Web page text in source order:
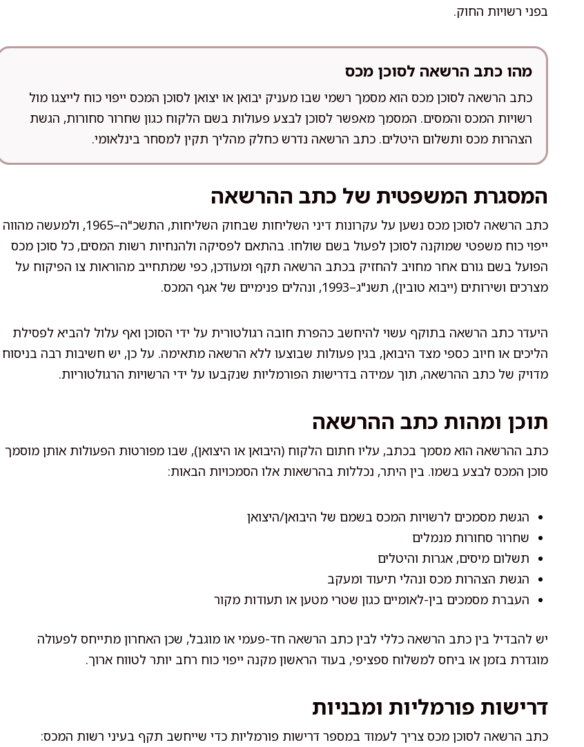
בפני רשויות החוק.
מהו כתב הרשאה לסוכן מכס
כתב הרשאה לסוכן מכס הוא מסמך רשמי שבו מעניק יבואן או יצואן לסוכן המכס ייפוי כוח לייצגו מול
רשויות המכס והמסים. המסמך מאפשר לסוכן לבצע פעולות בשם הלקוח כגון שחרור סחורות, הגשת
הצהרות מכס ותשלום היטלים. כתב הרשאה נדרש כחלק מהליך תקין למסחר בינלאומי.
המסגרת המשפטית של כתב ההרשאה
כתב הרשאה לסוכן מכס נשען על עקרונות דיני השליחות שבחוק השליחות, התשכ"ה–1965, ולמעשה מהווה
ייפוי כוח משפטי שמוקנה לסוכן לפעול בשם שולחו. בהתאם לפסיקה ולהנחיות רשות המסים, כל סוכן מכס
הפועל בשם גורם אחר מחויב להחזיק בכתב הרשאה תקף ומעודכן, כפי שמתחייב מהוראות צו הפיקוח על
מצרכים ושירותים (ייבוא טובין), תשנ"ג–1993, ונהלים פנימיים של אגף המכס.
היעדר כתב הרשאה בתוקף עשוי להיחשב כהפרת חובה רגולטורית על ידי הסוכן ואף עלול להביא לפסילת
הליכים או חיוב כספי מצד היבואן, בגין פעולות שבוצעו ללא הרשאה מתאימה. על כן, יש חשיבות רבה בניסוח
מדויק של כתב ההרשאה, תוך עמידה בדרישות הפורמליות שנקבעו על ידי הרשויות הרגולטוריות.
תוכן ומהות כתב ההרשאה
כתב ההרשאה הוא מסמך בכתב, עליו חתום הלקוח (היבואן או היצואן), שבו מפורטות הפעולות אותן מוסמך
סוכן המכס לבצע בשמו. בין היתר, נכללות בהרשאות אלו הסמכויות הבאות:
הגשת מסמכים לרשויות המכס בשמם של היבואן/היצואן
שחרור סחורות מנמלים
תשלום מיסים, אגרות והיטלים
הגשת הצהרות מכס ונהלי תיעוד ומעקב
העברת מסמכים בין-לאומיים כגון שטרי מטען או תעודות מקור
יש להבדיל בין כתב הרשאה כללי לבין כתב הרשאה חד-פעמי או מוגבל, שכן האחרון מתייחס לפעולה
מוגדרת בזמן או ביחס למשלוח ספציפי, בעוד הראשון מקנה ייפוי כוח רחב יותר לטווח ארוך.
דרישות פורמליות ומבניות
כתב הרשאה לסוכן מכס צריך לעמוד במספר דרישות פורמליות כדי שייחשב תקף בעיני רשות המכס: